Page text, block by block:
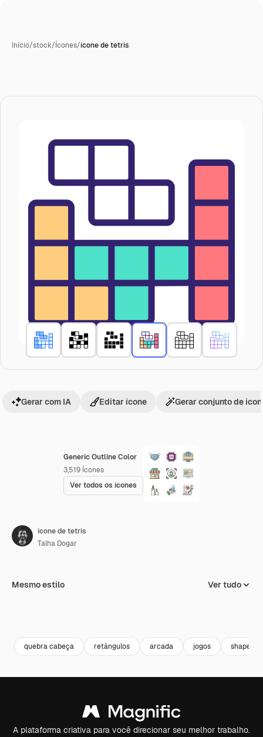
Início/stock/Ícones/ícone de tetris
Generic Outline Color
3,519 Ícones
Ver todos os ícones
Gerar com IA Editar ícone Gerar conjunto de
ícone de tetris
Talha Dogar
Mesmo estilo Ver tudo
quebra cabeça retângulos arcada jogos shapes
A plataforma criativa para você direcionar seu melhor trabalho.